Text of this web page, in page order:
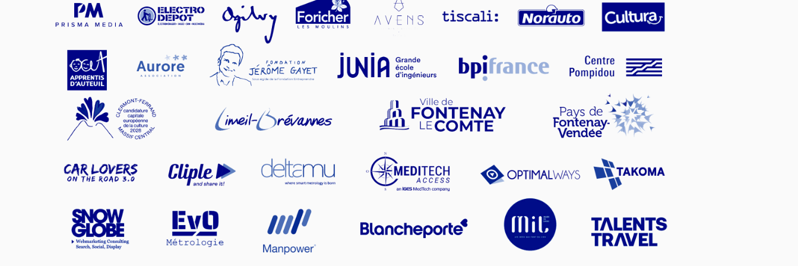
caractérise le mieux aujourd'hui*
Veuillez vérifier votre demande.*
JE M'ABONNE
politique de
Veuillez vérifier votre demande. *
JE M'ABONNE
confidentialité